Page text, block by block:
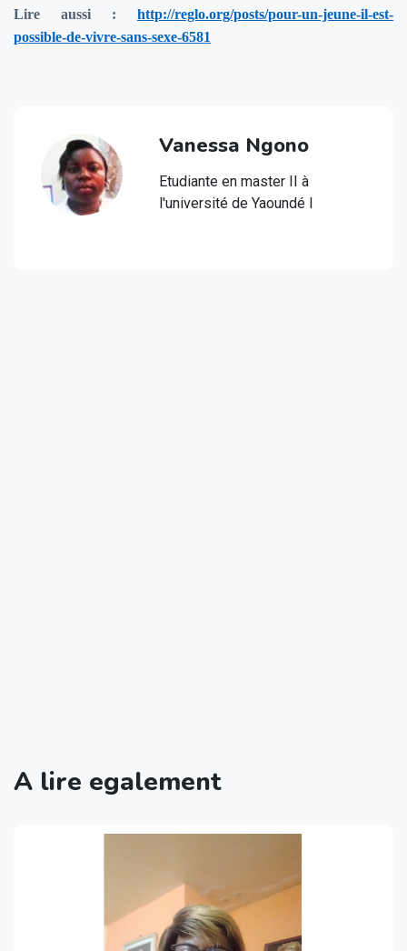
Lire aussi : http://reglo.org/posts/pour-un-jeune-il-est-
possible-de-vivre-sans-sexe-6581
Vanessa Ngono
Etudiante en master II à
l'université de Yaoundé I
A lire egalement